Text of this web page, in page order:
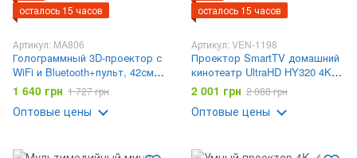
осталось 15 часов
Артикул: MA806
Голограммный 3D-проектор с
WiFi и Bluetooth+пульт, 42см /
Голографический вентилятор
1 640 грн 1 727 грн
Оптовые цены
осталось 15 часов
Артикул: VEN-1198
Проектор SmartTV домашний
кинотеатр UltraHD HY320 4K
Android 11 WI-FI6 Bluetooth
HDMI 150" FullHD 300ANSI
черный
2 001 грн 2 088 грн
Оптовые цены